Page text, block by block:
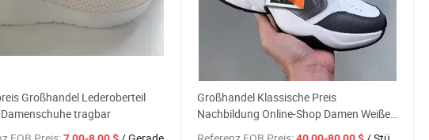
Großhandel Lederoberteil
tragbar
Großhandel Klassische Preis
Nachbildung Online-Shop Damen Weiße
Sport Original Designer Gg Yupoo